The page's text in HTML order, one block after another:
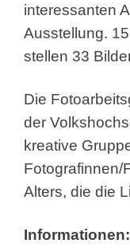
interessanten
Ausstellung.
stellen 33
Die
der
kreative
Fotografinnen/
Alters, die die
Informationen: